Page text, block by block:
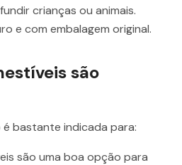
crianças ou animais.
e com embalagem original.
são
bastante indicada para:
são uma boa opção para